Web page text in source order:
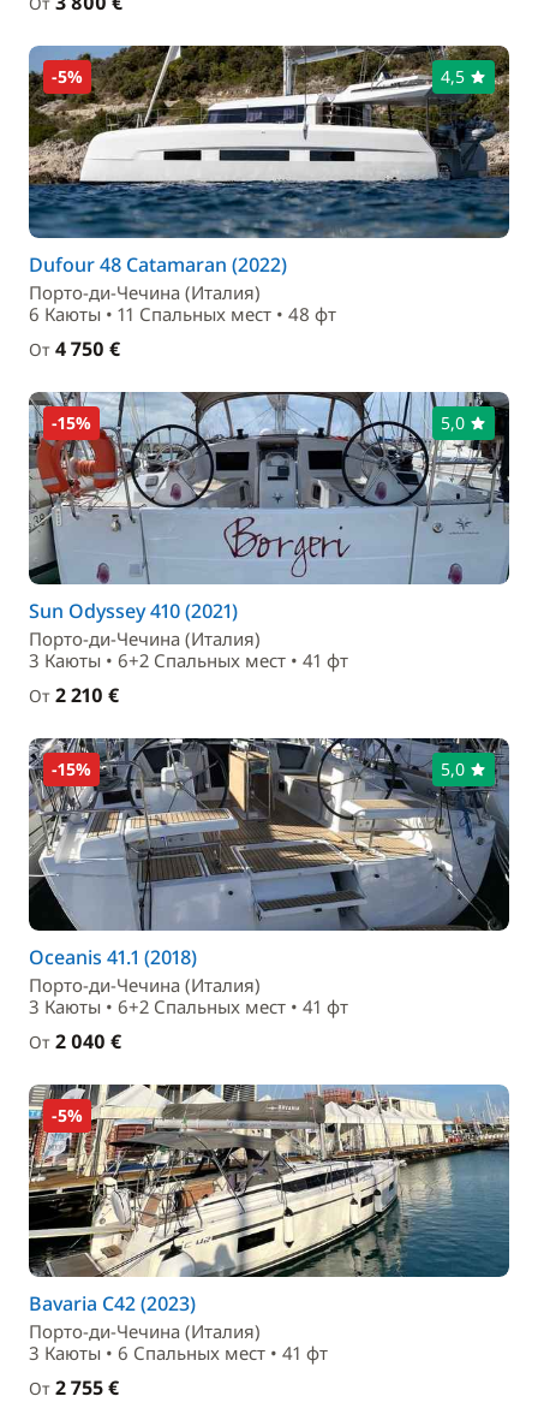
-5% 4,5
Dufour 48 Catamaran (2022)
Порто-ди-Чечина (Италия)
6 Каюты • 11 Спальныx мест • 48 фт
От 4 750 €
-15% 5,0
Sun Odyssey 410 (2021)
Порто-ди-Чечина (Италия)
3 Каюты • 6+2 Спальныx мест • 41 фт
От 2 210 €
-15% 5,0
Oceanis 41.1 (2018)
Порто-ди-Чечина (Италия)
3 Каюты • 6+2 Спальныx мест • 41 фт
От 2 040 €
-5%
Bavaria C42 (2023)
Порто-ди-Чечина (Италия)
3 Каюты • 6 Спальныx мест • 41 фт
От 2 755 €